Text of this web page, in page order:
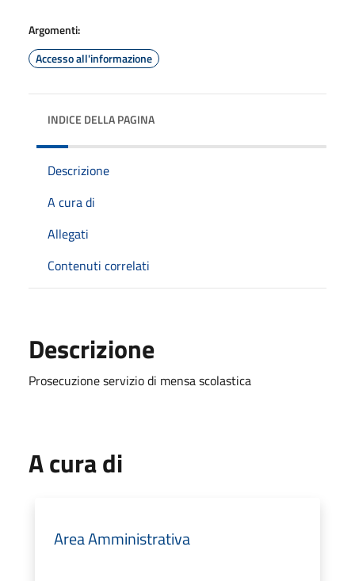
Argomenti:
Accesso all'informazione
INDICE DELLA PAGINA
Descrizione
A cura di
Allegati
Contenuti correlati
Descrizione
Prosecuzione servizio di mensa scolastica
A cura di
Area Amministrativa